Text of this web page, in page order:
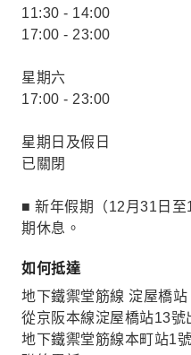
11:30 - 14:00
17:00 - 23:00
星期六
17:00 - 23:00
星期日及假日
已關閉
■ 新年假期（12月31日
期休息。
如何抵達
地下鐵禦堂筋線 淀屋橋
從京阪本線淀屋橋站13號
地下鐵禦堂筋線本町站1